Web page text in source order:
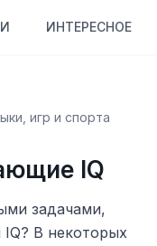
ИНТЕРЕСНОЕ
игр и спорта
IQ
задачами,
В некоторых